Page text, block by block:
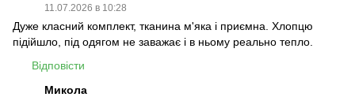
11.07.2026 в 10:28
Дуже класний комплект, тканина м'яка і приємна. Хлопцю
підійшло, під одягом не заважає і в ньому реально тепло.
Відповісти
Микола